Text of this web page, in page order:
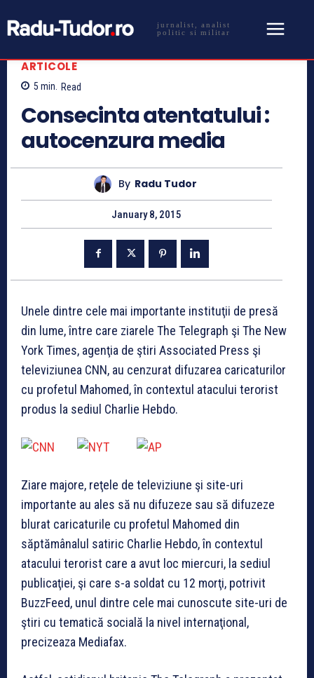
jurnalist, analist
politic si militar
ARTICOLE
5 min. Read
Consecinta atentatului :
autocenzura media
By Radu Tudor
January 8, 2015
Unele dintre cele mai importante instituţii de presă
din lume, între care ziarele The Telegraph şi The New
York Times, agenţia de ştiri Associated Press şi
televiziunea CNN, au cenzurat difuzarea caricaturilor
cu profetul Mahomed, în contextul atacului terorist
produs la sediul Charlie Hebdo.
Ziare majore, reţele de televiziune şi site-uri
importante au ales să nu difuzeze sau să difuzeze
blurat caricaturile cu profetul Mahomed din
săptămânalul satiric Charlie Hebdo, în contextul
atacului terorist care a avut loc miercuri, la sediul
publicaţiei, şi care s-a soldat cu 12 morţi, potrivit
BuzzFeed, unul dintre cele mai cunoscute site-uri de
ştiri cu tematică socială la nivel internaţional,
precizeaza Mediafax.